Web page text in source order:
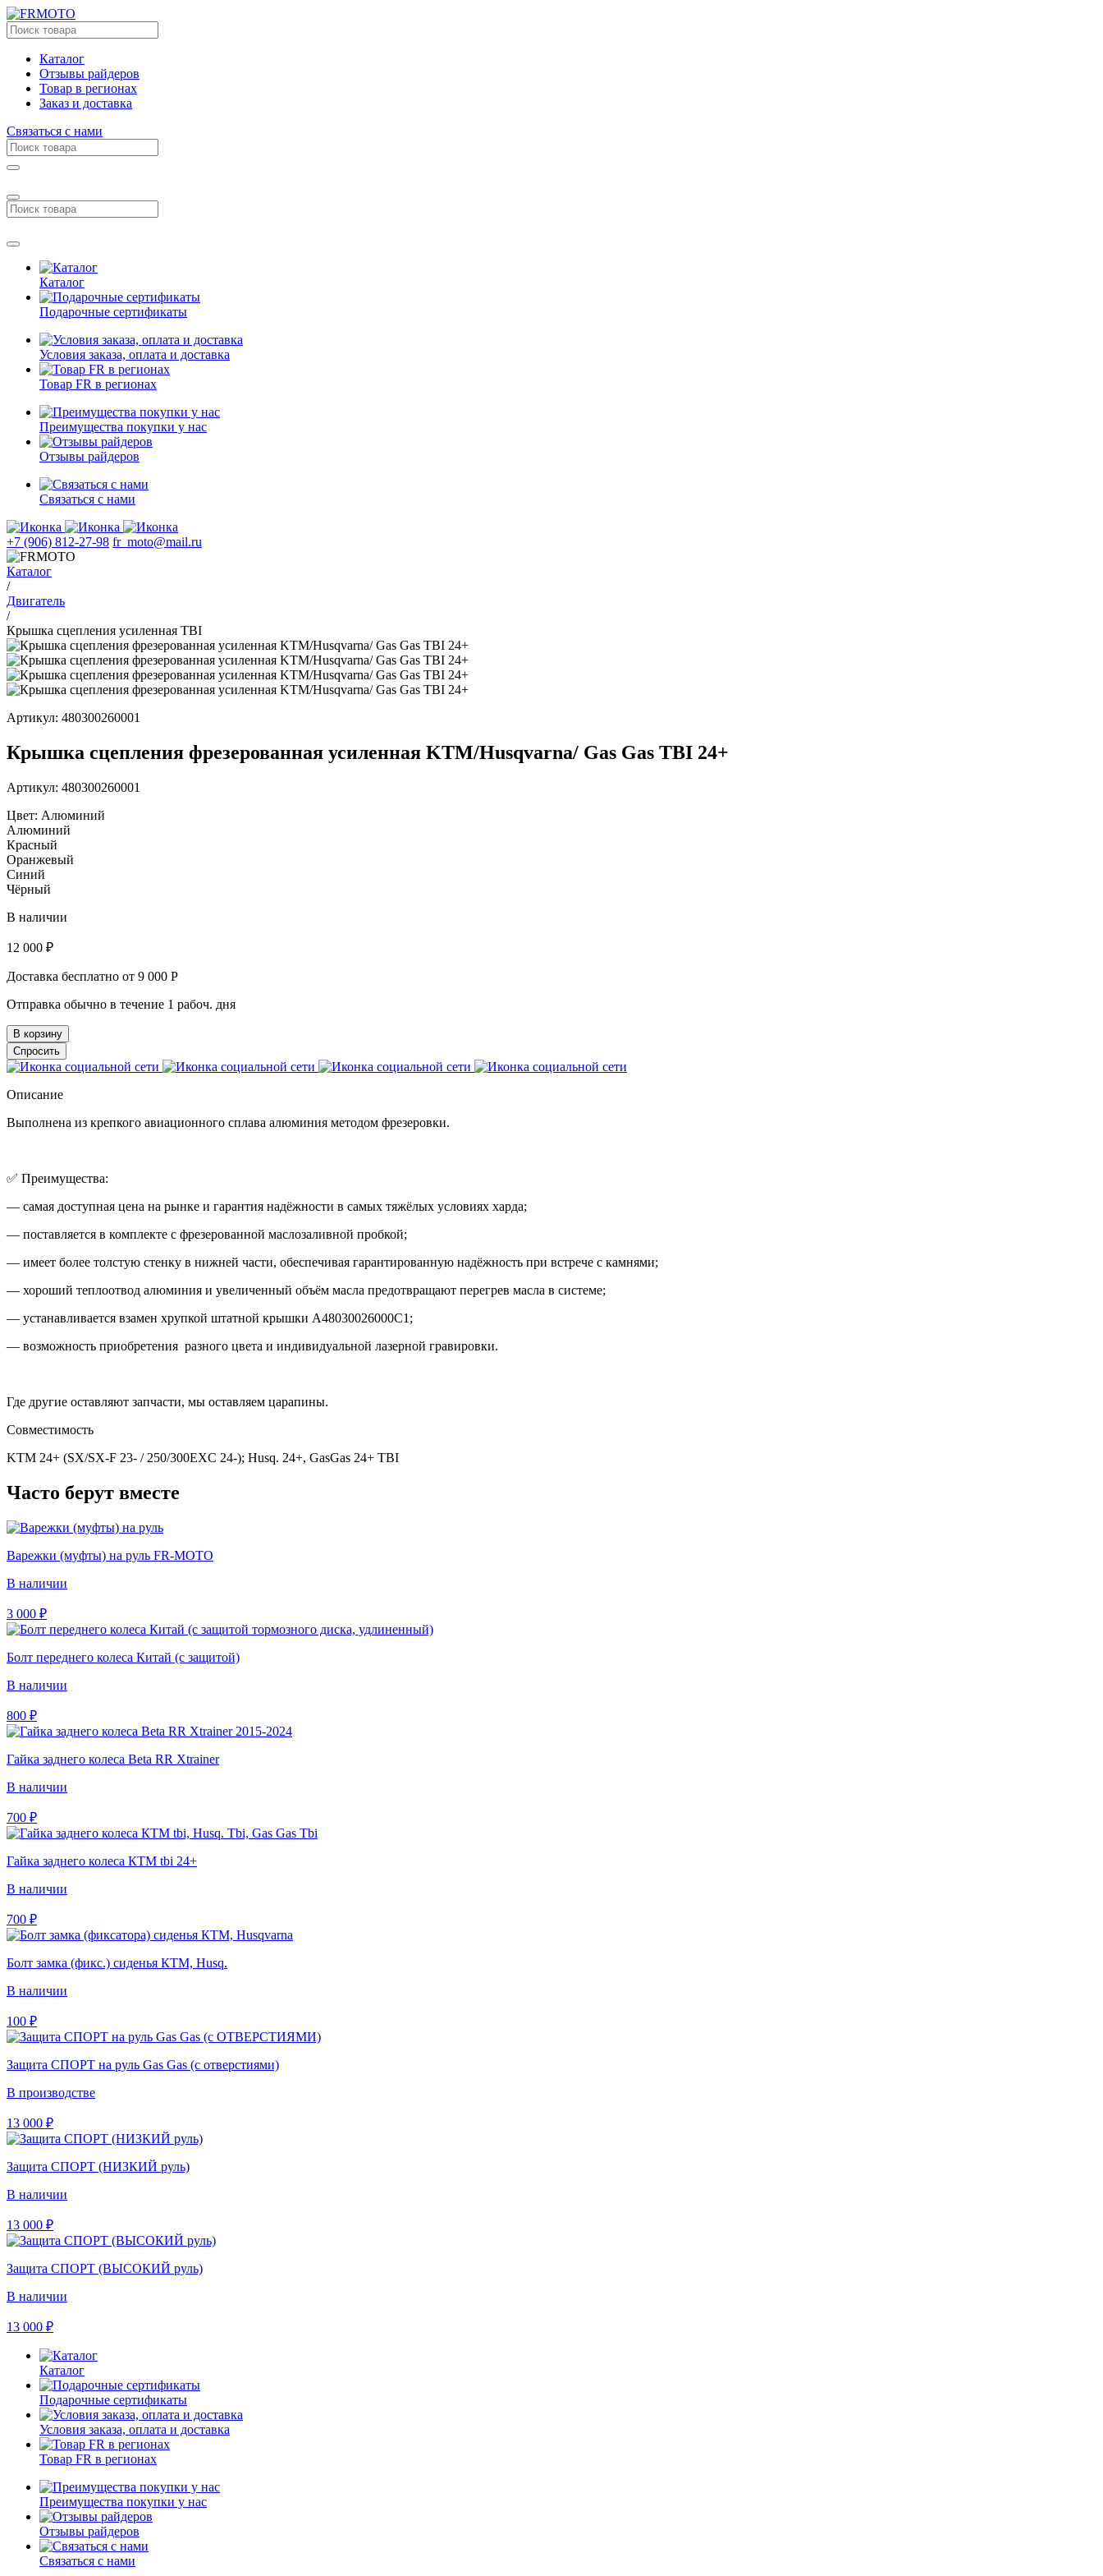
Каталог
Отзывы райдеров
Товар в регионах
Заказ и доставка
Связаться с нами
Каталог
Подарочные сертификаты
Условия заказа, оплата и доставка
Товар FR в регионах
Преимущества покупки у нас
Отзывы райдеров
Связаться с нами
+7 (906) 812-27-98 fr_moto@mail.ru
Каталог
/
Двигатель
/
Крышка сцепления усиленная TBI
Артикул: 480300260001
Крышка сцепления фрезерованная усиленная KTM/Husqvarna/ Gas Gas TBI 24+
Артикул: 480300260001
Цвет: Алюминий
Алюминий
Красный
Оранжевый
Синий
Чёрный
В наличии
12 000 ₽
Доставка бесплатно от 9 000 Р
Отправка обычно в течение 1 рабоч. дня
В корзину
Спросить
Описание
Выполнена из крепкого авиационного сплава алюминия методом фрезеровки.
✅ Преимущества:
— самая доступная цена на рынке и гарантия надёжности в самых тяжёлых условиях харда;
— поставляется в комплекте с фрезерованной маслозаливной пробкой;
— имеет более толстую стенку в нижней части, обеспечивая гарантированную надёжность при встрече с камнями;
— хороший теплоотвод алюминия и увеличенный объём масла предотвращают перегрев масла в системе;
— устанавливается взамен хрупкой штатной крышки A48030026000C1;
— возможность приобретения разного цвета и индивидуальной лазерной гравировки.
Где другие оставляют запчасти, мы оставляем царапины.
Совместимость
KTM 24+ (SX/SX-F 23- / 250/300EXC 24-); Husq. 24+, GasGas 24+ TBI
Часто берут вместе
Варежки (муфты) на руль FR-MOTO
В наличии
3 000 ₽
Болт переднего колеса Китай (с защитой)
В наличии
800 ₽
Гайка заднего колеса Beta RR Xtrainer
В наличии
700 ₽
Гайка заднего колеса КТМ tbi 24+
В наличии
700 ₽
Болт замка (фикс.) сиденья КТМ, Husq.
В наличии
100 ₽
Защита СПОРТ на руль Gas Gas (с отверстиями)
В производстве
13 000 ₽
Защита СПОРТ (НИЗКИЙ руль)
В наличии
13 000 ₽
Защита СПОРТ (ВЫСОКИЙ руль)
В наличии
13 000 ₽
Каталог
Подарочные сертификаты
Условия заказа, оплата и доставка
Товар FR в регионах
Преимущества покупки у нас
Отзывы райдеров
Связаться с нами